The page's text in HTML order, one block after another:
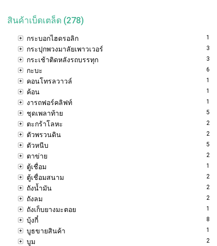
สินค้าเบ็ดเตล็ด (278)
กระบอกไฮดรอลิก 1
กระปุกพวงมาลัยเพาวเวอร์ 3
กระเช้าติดหลังรถบรรทุก 3
กะบะ 6
คอนโทรลวาวล์ 1
ค้อน 1
งารถฟอร์คลิฟท์ 1
ชุดเพลาท้าย 5
ตะกร้าโลหะ 2
ตัวพรวนดิน 2
ตัวหนีบ 5
ตาข่าย 2
ตู้เชื่อม 1
ตู้เชื่อมสนาม 2
ถังน้ำมัน 2
ถังลม 2
ถังเก็บยางมะตอย 1
บุ้งกี๋ 8
บูธขายสินค้า 1
บูม 2